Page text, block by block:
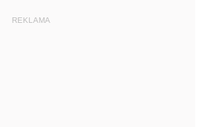
REKLAMA